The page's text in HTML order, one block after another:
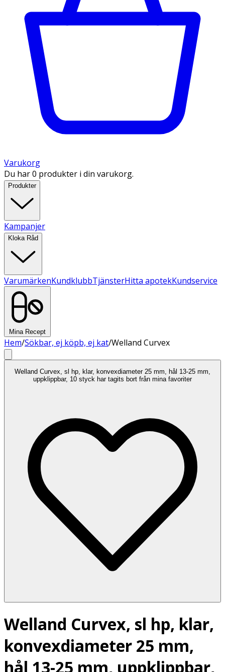
Varukorg
Du har 0 produkter i din varukorg.
Produkter
Kampanjer
Kloka Råd
VarumärkenKundklubbTjänsterHitta apotekKundservice
Mina Recept
Hem/Sökbar, ej köpb, ej kat/Welland Curvex
Welland Curvex, sl hp, klar, konvexdiameter 25 mm, hål 13-25 mm,
uppklippbar, 10 styck har tagits bort från mina favoriter
Welland Curvex, sl hp, klar,
konvexdiameter 25 mm,
hål 13-25 mm, uppklippbar,